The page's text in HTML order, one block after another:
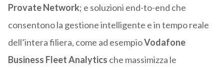
Provate Network; e soluzioni end-to-end che
consentono la gestione intelligente e in tempo reale
dell’intera filiera, come ad esempioVodafone
Business Fleet Analytics che massimizza le